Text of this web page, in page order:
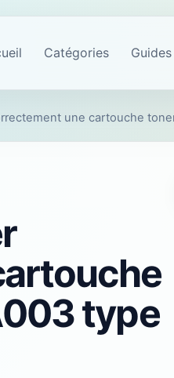
Catégories Guides
une cartouche
type